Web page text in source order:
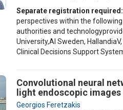
Separate registration
perspectives within the
authorities and
University,AI Sweden,
Clinical Decisions Support
Convolutional neural
light endoscopic images
Georgios Feretzakis